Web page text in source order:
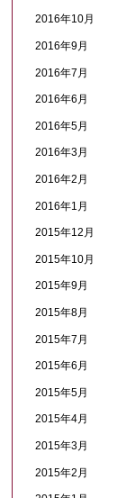
2016年10月
2016年9月
2016年7月
2016年6月
2016年5月
2016年3月
2016年2月
2016年1月
2015年12月
2015年10月
2015年9月
2015年8月
2015年7月
2015年6月
2015年5月
2015年4月
2015年3月
2015年2月